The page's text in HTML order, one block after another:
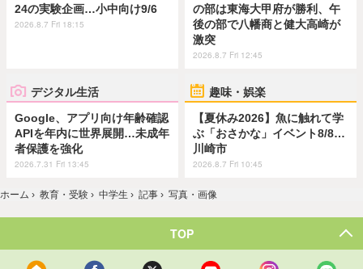
24の実験企画…小中向け9/6
2026.8.7 Fri 18:15
の部は東海大甲府が勝利、午
後の部で八幡商と健大高崎が
激突
2026.8.7 Fri 12:45
デジタル生活
Google、アプリ向け年齢確認
APIを年内に世界展開…未成年
者保護を強化
2026.7.31 Fri 13:45
趣味・娯楽
【夏休み2026】魚に触れて学
ぶ「おさかな」イベント8/8…
川崎市
2026.8.7 Fri 10:45
ホーム › 教育・受験 › 中学生 › 記事 › 写真・画像
TOP